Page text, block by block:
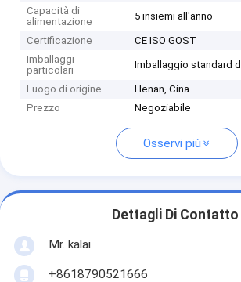
Capacità di
alimentazione
5 insiemi all'anno
Certificazione
CE ISO GOST
Imballaggi
particolari
Imballaggio standard
Luogo di origine
Henan, Cina
Prezzo
Negoziabile
Osservi più
Dettagli Di Contatto
Mr. kalai
+8618790521666